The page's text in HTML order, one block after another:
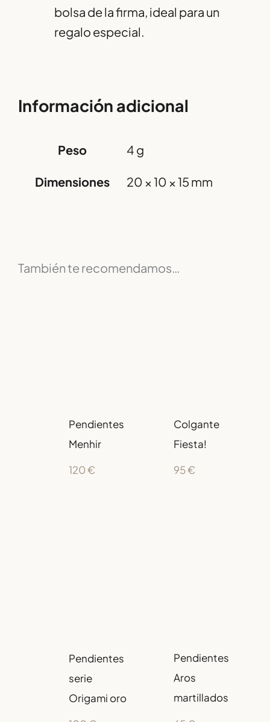
bolsa de la firma, ideal para un
regalo especial.
Información adicional
Peso 4 g
Dimensiones 20 × 10 × 15 mm
También te recomendamos…
Pendientes
Menhir
120€
Colgante
Fiesta!
95€
Pendientes
serie
Origami oro
Pendientes
Aros
martillados